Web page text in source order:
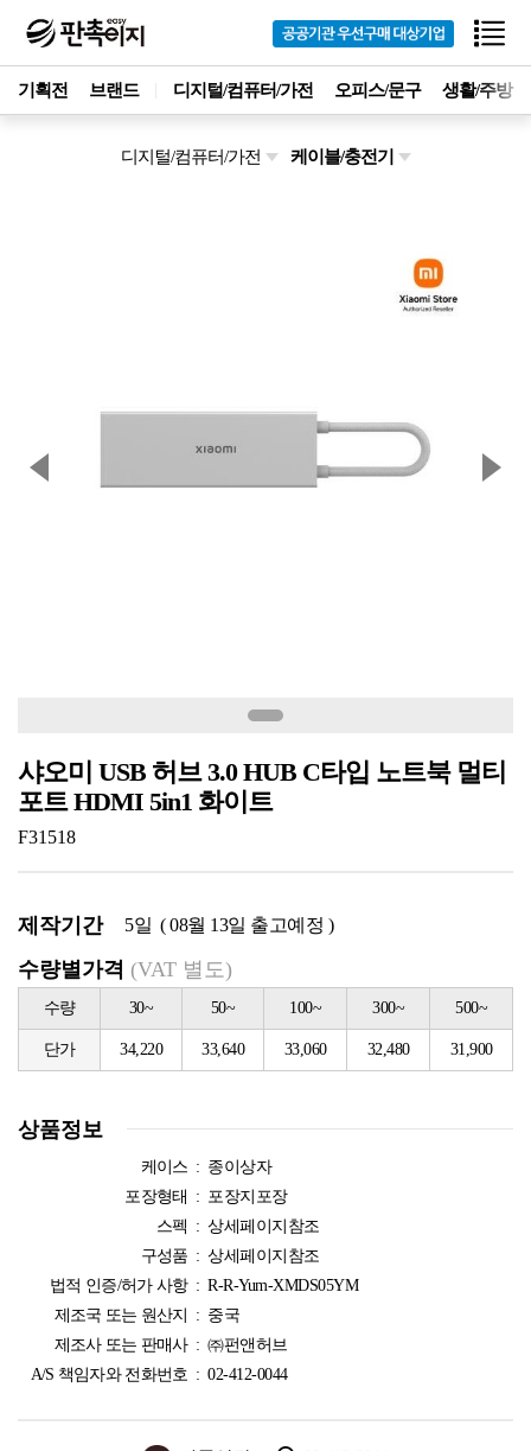
기획전 브랜드 디지털/컴퓨터/가전 오피스/문구 생활/주방
디지털/컴퓨터/가전 케이블/충전기
샤오미 USB 허브 3.0 HUB C타입 노트북 멀티
포트 HDMI 5in1 화이트
F31518
제작기간 5일 ( 08월 13일 출고예정 )
수량별가격 (VAT 별도)
수량 30~ 50~ 100~ 300~ 500~
단가 34,220 33,640 33,060 32,480 31,900
상품정보
케이스 : 종이상자
포장형태 : 포장지포장
스펙 : 상세페이지참조
구성품 : 상세페이지참조
법적 인증/허가 사항 : R-R-Yum-XMDS05YM
제조국 또는 원산지 : 중국
제조사 또는 판매사 : ㈜펀앤허브
A/S 책임자와 전화번호 : 02-412-0044